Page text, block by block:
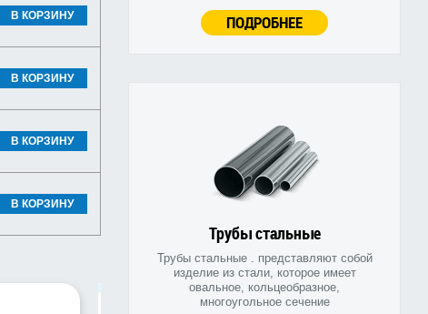
ПОДРОБНЕЕ
Трубы стальные
Трубы стальные . представляют собой
изделие из стали, которое имеет
овальное, кольцеобразное,
многоугольное сечение
В КОРЗИНУ
В КОРЗИНУ
В КОРЗИНУ
В КОРЗИНУ